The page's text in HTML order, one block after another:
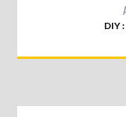
DIY